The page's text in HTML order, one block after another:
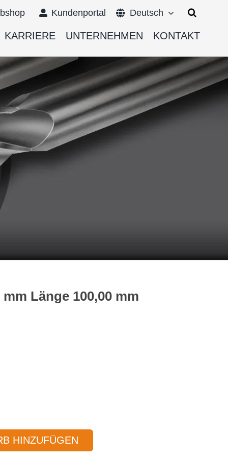
Kundenportal Deutsch
Suche
KARRIERE UNTERNEHMEN KONTAKT
Länge 100,00 mm
HINZUFÜGEN